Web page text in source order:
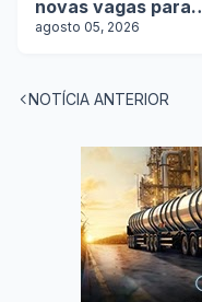
novas vagas para
motoristas
agosto 05, 2026
NOTÍCIA ANTERIOR